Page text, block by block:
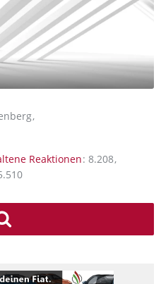
Reaktionen 8.208